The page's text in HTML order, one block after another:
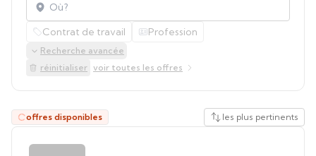
Contrat de travail Profession
Recherche avancée
réinitialiser voir toutes les offres
offres disponibles les plus pertinents